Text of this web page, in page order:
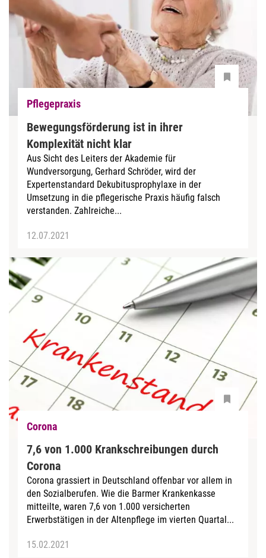
Pflegepraxis
Bewegungsförderung ist in ihrer
Komplexität nicht klar
Aus Sicht des Leiters der Akademie für
Wundversorgung, Gerhard Schröder, wird der
Expertenstandard Dekubitusprophylaxe in der
Umsetzung in die pflegerische Praxis häufig falsch
verstanden. Zahlreiche...
12.07.2021
Corona
7,6 von 1.000 Krankschreibungen durch
Corona
Corona grassiert in Deutschland offenbar vor allem in
den Sozialberufen. Wie die Barmer Krankenkasse
mitteilte, waren 7,6 von 1.000 versicherten
Erwerbstätigen in der Altenpflege im vierten Quartal...
15.02.2021